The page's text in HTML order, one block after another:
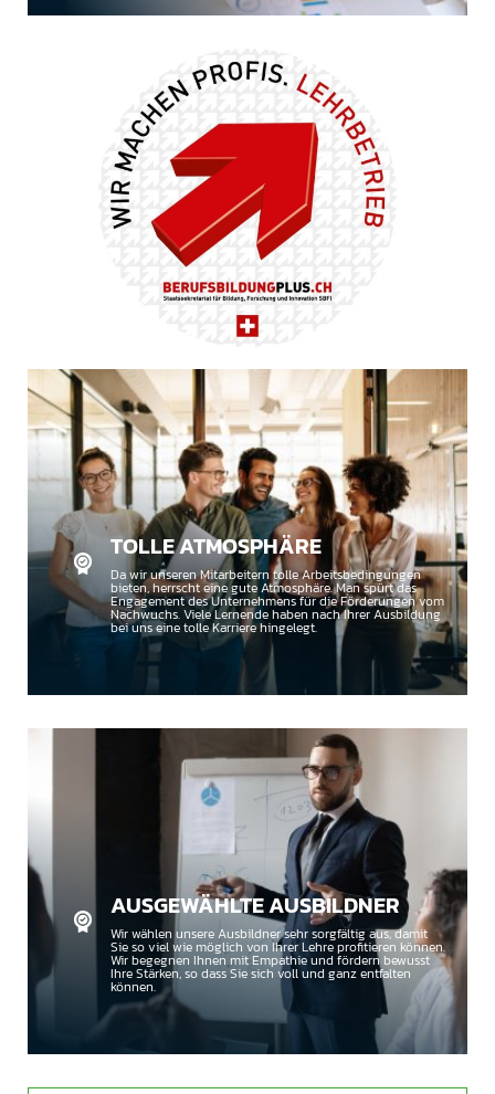
TOLLE ATMOSPHÄRE
Da wir unseren Mitarbeitern tolle Arbeitsbedingungen
bieten, herrscht eine gute Atmosphäre. Man spürt das
Engagement des Unternehmens für die Förderungen vom
Nachwuchs. Viele Lernende haben nach Ihrer Ausbildung
bei uns eine tolle Karriere hingelegt.
AUSGEWÄHLTE AUSBILDNER
Wir wählen unsere Ausbildner sehr sorgfältig aus, damit
Sie so viel wie möglich von Ihrer Lehre profitieren können.
Wir begegnen Ihnen mit Empathie und fördern bewusst
Ihre Stärken, so dass Sie sich voll und ganz entfalten
können.